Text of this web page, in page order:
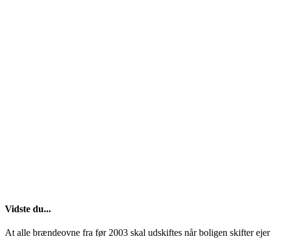
Vidste du...
At alle brændeovne fra før 2003 skal udskiftes når boligen skifter ejer